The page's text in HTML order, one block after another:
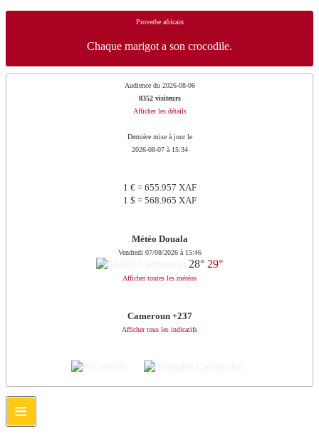
Proverbe africain
Chaque marigot a son crocodile.
Audience du 2026-08-06
8352 visiteurs
Afficher les détails
Dernière mise à jour le
2026-08-07 à 15:34
1 € = 655.957 XAF
1 $ = 568.965 XAF
Météo Douala
Vendredi 07/08/2026 à 15:46
28° 29°
Afficher toutes les météos
Cameroun +237
Afficher tous les indicatifs
≡